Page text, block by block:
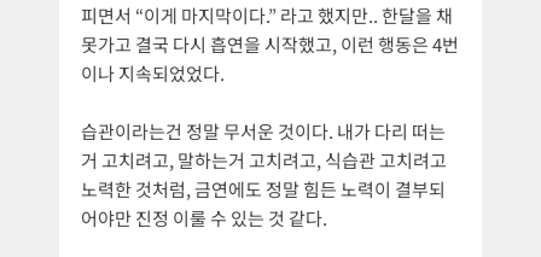
피면서 “이게 마지막이다.” 라고 했지만.. 한달을 채
못가고 결국 다시 흡연을 시작했고, 이런 행동은 4번
이나 지속되었었다.
습관이라는건 정말 무서운 것이다. 내가 다리 떠는
거 고치려고, 말하는거 고치려고, 식습관 고치려고
노력한 것처럼, 금연에도 정말 힘든 노력이 결부되
어야만 진정 이룰 수 있는 것 같다.